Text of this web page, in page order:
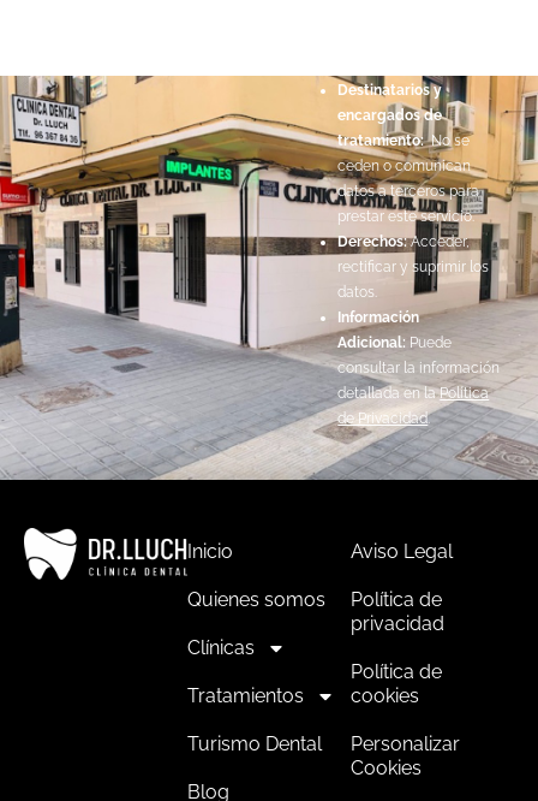
Destinatarios y
encargados de
tratamiento:No se
ceden o comunican
datos a terceros para
prestar este servicio.
Derechos:Acceder,
rectificar y suprimir los
datos.
Información
Adicional: Puede
consultar la información
detallada en laPolítica
de Privacidad.
Inicio
Quienes somos
Clínicas
Tratamientos
Turismo Dental
Blog
Aviso Legal
Política de
privacidad
Política de
cookies
Personalizar
Cookies